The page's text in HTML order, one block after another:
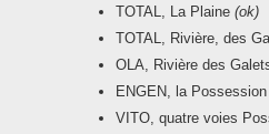
TOTAL, La Plaine (ok)
TOTAL, Rivière, des
OLA, Rivière des
ENGEN, la
VITO, quatre voies